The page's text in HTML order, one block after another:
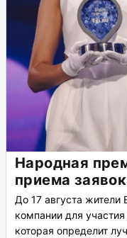
Народная
приема заявок
До 17 августа жители
компании для
которая определит